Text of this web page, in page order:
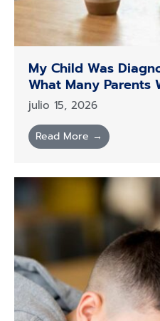
My Child Was
What Many Parents
julio 15, 2026
Read More →